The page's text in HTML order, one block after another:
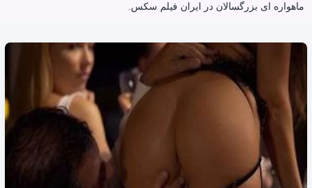
ماهواره ای بزرگسالان در ایران فیلم سکس.